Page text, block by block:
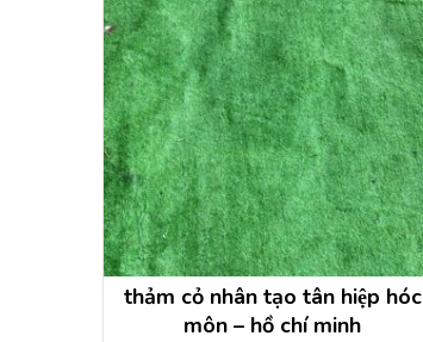
thảm cỏ nhân tạo tân hiệp hóc
môn – hồ chí minh